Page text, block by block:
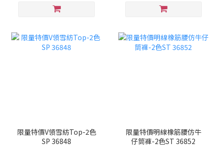
限量特價V領雪紡Top-2色
SP 36848
限量特價明線橡筋腰仿牛
仔筒褲-2色ST 36852